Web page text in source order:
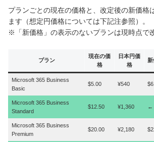
プランごとの現在の価格と、改定後の新価格
ます（想定円価格については下記注参照）。
※「新価格」の表示のないプランは現時点で
プラン
現在の価
格
日本円価
格
新
Microsoft 365 Business
Basic
$5.00 ¥540
Microsoft 365 Business
Standard
$12.50 ¥1,360 ←
Microsoft 365 Business
Premium
$20.00 ¥2,180